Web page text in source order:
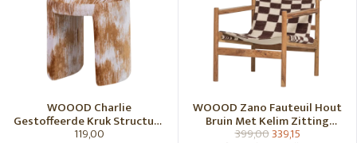
WOOOD Charlie
Gestoffeerde Kruk Structuur
Stof Karamelbruin [Fsc]
119,00
WOOOD Zano Fauteuil Hout
Bruin Met Kelim Zitting
Naturel
399,00339,15